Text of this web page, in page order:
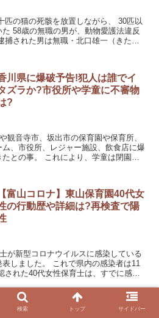
匹の猫の死骸を放置しながら、 30匹以
58歳の無職の男が、動物愛護法違反
捕された男は無職・北口雄一（きたぐ
川県に爆破予告!犯人は誰でイ
ズラか?市役所や学童に不審物
?
観音寺市、坂出市の保育園や保育所、
、市役所、レジャー施設、飲食店に爆
との事。 これにより、学童は閉園の
【富山コロナ】東山保育園40代女
の行動歴や詳細は?再検査で陽
が新型コロナウイルスに感染している
しました。 これで県内の感染者は11
された40代女性保育士は、すでに感染
栃木日光･男女3人の身元や遺書,
検索 トップ サイドバー